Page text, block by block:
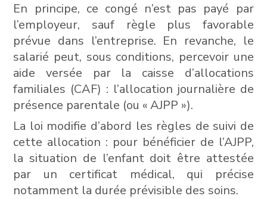
En principe, ce congé n’est pas payé par
l’employeur, sauf règle plus favorable
prévue dans l’entreprise. En revanche, le
salarié peut, sous conditions, percevoir une
aide versée par la caisse d’allocations
familiales (CAF) : l’allocation journalière de
présence parentale (ou « AJPP »).
La loi modifie d’abord les règles de suivi de
cette allocation : pour bénéficier de l’AJPP,
la situation de l’enfant doit être attestée
par un certificat médical, qui précise
notamment la durée prévisible des soins.